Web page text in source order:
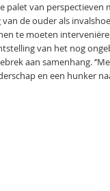
van perspectieven
de ouder als
te moeten
van het nog
aan samenhang.
en een hunker